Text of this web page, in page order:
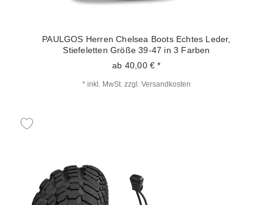
PAULGOS Herren Chelsea Boots Echtes Leder,